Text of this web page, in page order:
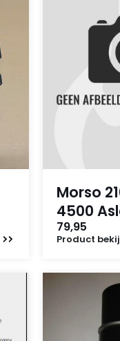
Morso
4500
79,95
Product